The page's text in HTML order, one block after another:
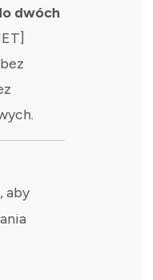
dwóch
, aby